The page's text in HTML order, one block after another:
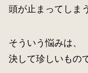
頭が止まってしま
そういう悩みは、
決して珍しいもの